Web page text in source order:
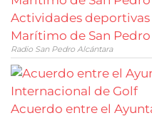
Actividades deportivas
Marítimo de San
Radio San Pedro Alcántara
Acuerdo entre el